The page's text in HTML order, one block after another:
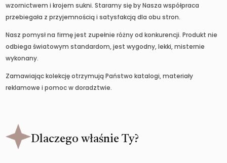
wzornictwem i krojem sukni. Staramy się by Nasza współpraca
przebiegała z przyjemnością i satysfakcją dla obu stron.
Nasz pomysł na firmę jest zupełnie różny od konkurencji. Produkt nie
odbiega światowym standardom, jest wygodny, lekki, misternie
wykonany.
Zamawiając kolekcję otrzymują Państwo katalogi, materiały
reklamowe i pomoc w doradztwie.
Dlaczego właśnie Ty?